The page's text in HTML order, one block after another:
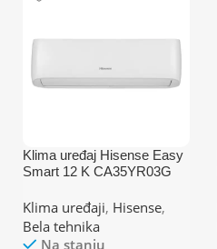
Klima uređaj Hisense Easy
Smart 12 K CA35YR03G
Klima uređaji, Hisense,
Bela tehnika
Na stanju